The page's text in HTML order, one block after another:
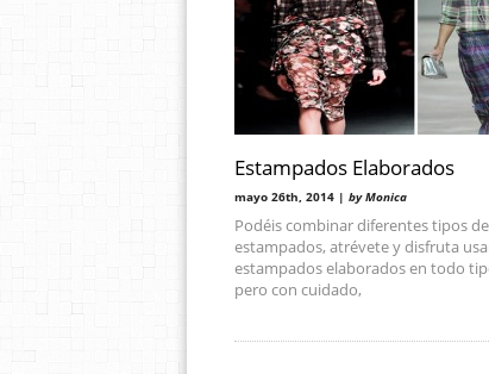
Estampados Elaborados
mayo 26th, 2014 | by Monica
Podéis combinar diferentes tipos de
estampados, atrévete y disfruta
estampados elaborados en todo
pero con cuidado,